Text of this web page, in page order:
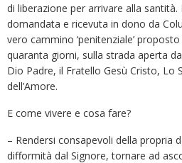
di liberazione per arrivare alla
domandata e ricevuta in dono da
vero cammino ‘penitenziale’
quaranta giorni, sulla strada aperta
Dio Padre, il Fratello Gesù Cristo, Lo
dell’Amore.
E come vivere e cosa fare?
– Rendersi consapevoli della propria
difformità dal Signore, tornare ad